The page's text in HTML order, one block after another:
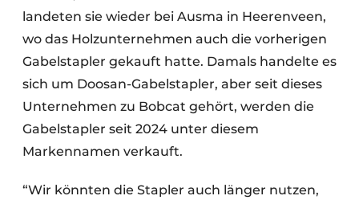
landeten sie wieder bei Ausma in Heerenveen,
wo das Holzunternehmen auch die vorherigen
Gabelstapler gekauft hatte. Damals handelte es
sich um Doosan-Gabelstapler, aber seit dieses
Unternehmen zu Bobcat gehört, werden die
Gabelstapler seit 2024 unter diesem
Markennamen verkauft.
“Wir könnten die Stapler auch länger nutzen,